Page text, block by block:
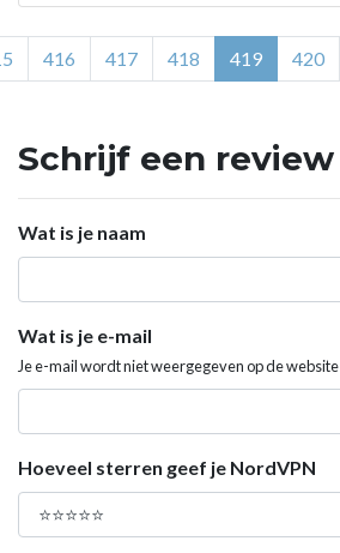
416 417 418 419 420
Schrijf een review
Wat is je naam
Wat is je e-mail
Je e-mail wordt niet weergegeven op de website
Hoeveel sterren geef je NordVPN